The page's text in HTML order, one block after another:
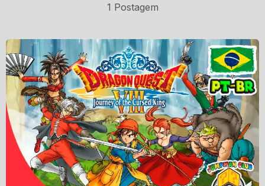
1 Postagem